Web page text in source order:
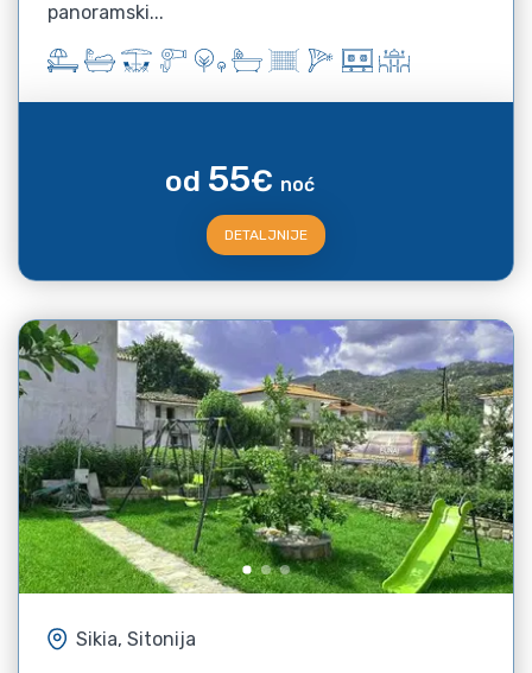
panoramski...
od 55€ noć
DETALJNIJE
Sikia, Sitonija